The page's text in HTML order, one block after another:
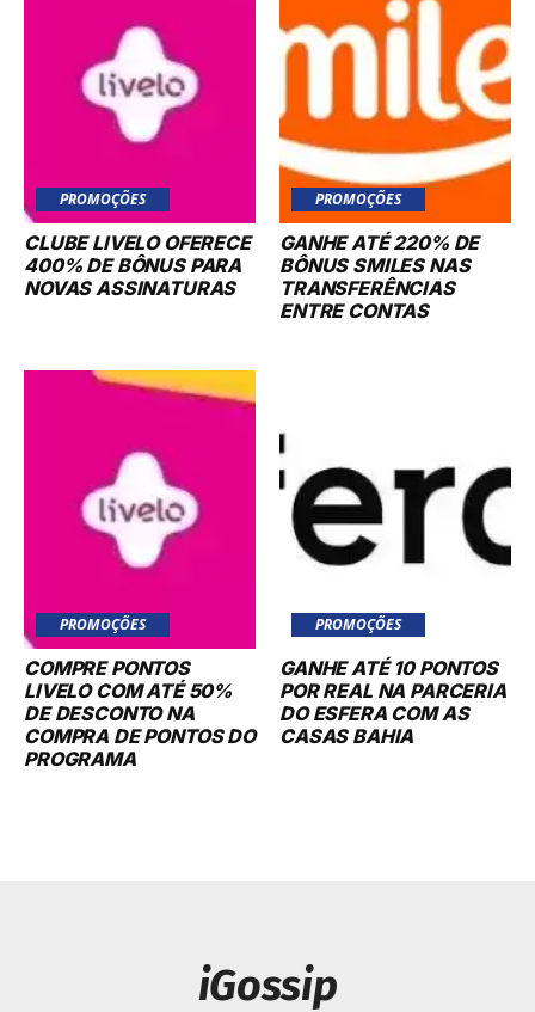
PROMOÇÕES
CLUBE LIVELO OFERECE
400% DE BÔNUS PARA
NOVAS ASSINATURAS
PROMOÇÕES
GANHE ATÉ 220% DE
BÔNUS SMILES NAS
TRANSFERÊNCIAS
ENTRE CONTAS
PROMOÇÕES
COMPRE PONTOS
LIVELO COM ATÉ 50%
DE DESCONTO NA
COMPRA DE PONTOS DO
PROGRAMA
PROMOÇÕES
GANHE ATÉ 10 PONTOS
POR REAL NA PARCERIA
DO ESFERA COM AS
CASAS BAHIA
iGossip